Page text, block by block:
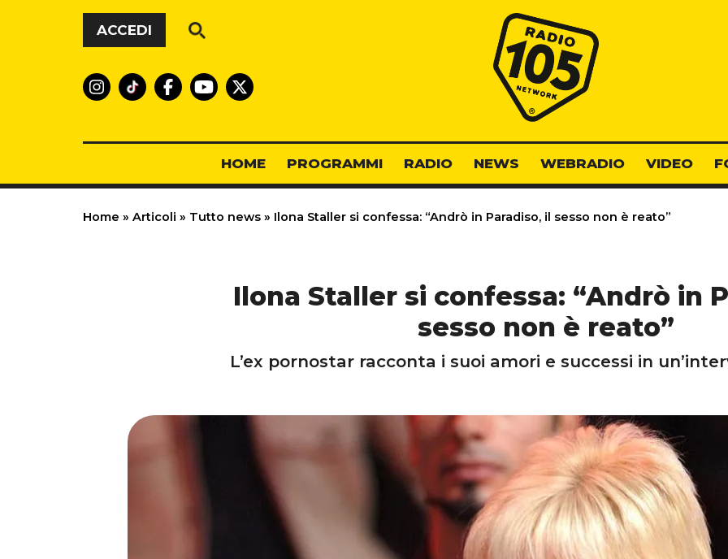
Vai al contenuto
ACCEDI
Radio 105
HOME PROGRAMMI RADIO NEWS WEBRADIO VIDEO
Home » Articoli » Tutto news » Ilona Staller si confessa: “Andrò in Paradiso, il sesso non è reato”
Ilona Staller si confessa: “Andrò in
sesso non è reato”
L’ex pornostar racconta i suoi amori e successi in